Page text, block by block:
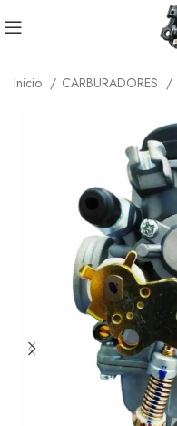
Inicio CARBURADORES